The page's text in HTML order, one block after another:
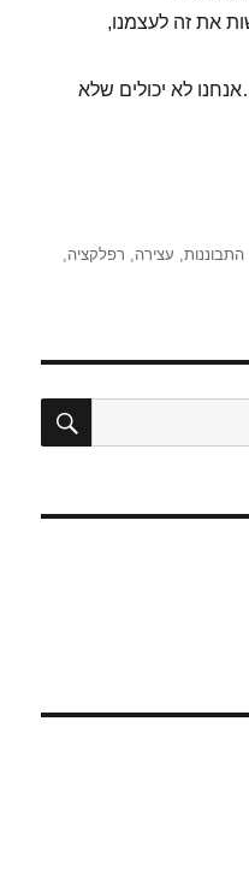
את זה לעצמנו,
לא יכולים שלא
התבוננות, עצירה, רפלקציה,